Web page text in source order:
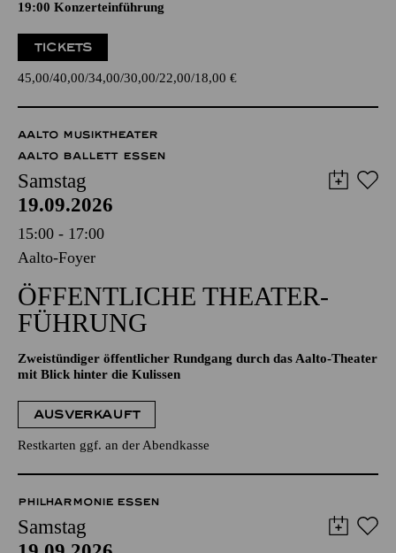
19:00 Konzerteinführung
TICKETS
45,00 40,00 34,00 30,00 22,00 18,00 €
AALTO MUSIKTHEATER
AALTO BALLETT ESSEN
Samstag
19.09.2026
15:00 - 17:00
Aalto-Foyer
ÖFFENTLICHE THEATER­
FÜHRUNG
Zweistündiger öffentlicher Rundgang durch das Aalto-Theater
mit Blick hinter die Kulissen
AUSVERKAUFT
Restkarten ggf. an der Abendkasse
PHILHARMONIE ESSEN
Samstag